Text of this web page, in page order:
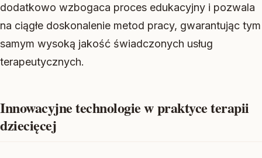
dodatkowo wzbogaca proces edukacyjny i pozwala
na ciągłe doskonalenie metod pracy, gwarantując tym
samym wysoką jakość świadczonych usług
terapeutycznych.
Innowacyjne technologie w praktyce terapii
dziecięcej